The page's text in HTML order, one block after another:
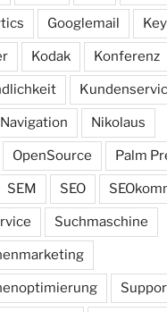
Googlemail
Kodak Konferenz
Navigation Nikolaus
OpenSource Palm
SEM SEO
Suchmaschine